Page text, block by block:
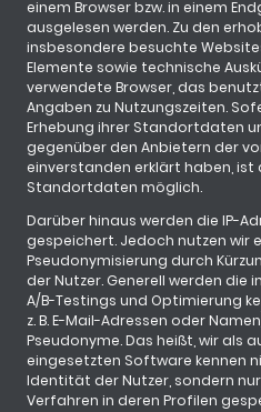
einem Browser bzw. in einem
ausgelesen werden. Zu den
insbesondere besuchte
Elemente sowie technische
verwendete Browser, das
Angaben zu Nutzungszeiten.
Erhebung ihrer Standortdaten
gegenüber den Anbietern der
einverstanden erklärt haben, ist
Standortdaten möglich.
Darüber hinaus werden die IP-
gespeichert. Jedoch nutzen wir
Pseudonymisierung durch
der Nutzer. Generell werden die
A/B-Testings und Optimierung
z. B. E-Mail-Adressen oder
Pseudonyme. Das heißt, wir als
eingesetzten Software kennen
Identität der Nutzer, sondern
Verfahren in deren Profilen